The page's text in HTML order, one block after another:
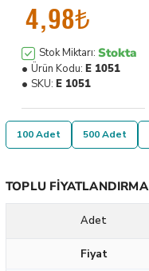
4,98₺
Stok Miktarı: Stokta
Ürün Kodu: E 1051
SKU: E 1051
100 Adet 500 Adet
TOPLU FIYATLANDIRMA
Adet
Fiyat